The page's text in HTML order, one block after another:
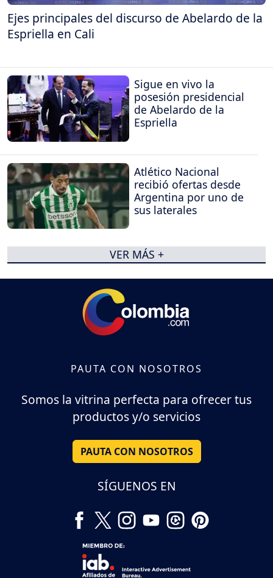
Ejes principales del discurso de Abelardo de la
Espriella en Cali
Sigue en vivo la
posesión presidencial
de Abelardo de la
Espriella
Atlético Nacional
recibió ofertas desde
Argentina por uno de
sus laterales
VER MÁS +
PAUTA CON NOSOTROS
Somos la vitrina perfecta para ofrecer tus
productos y/o servicios
PAUTA CON NOSOTROS
SÍGUENOS EN